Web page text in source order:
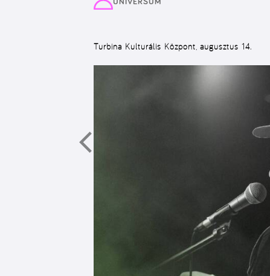
Turbina Kulturális Központ, augusztus 14.